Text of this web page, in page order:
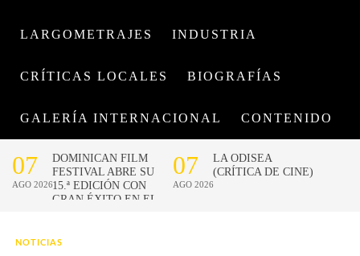
LARGOMETRAJES INDUSTRIA
CRÍTICAS LOCALES BIOGRAFÍAS
GALERÍA INTERNACIONAL CONTENIDO
NOTICIAS